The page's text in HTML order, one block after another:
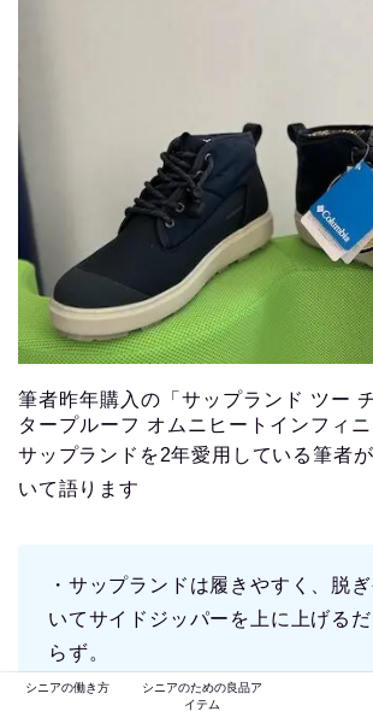
筆者昨年購入の「サップランド ツー
タープルーフ オムニヒートインフィニ
サップランドを2年愛用している筆者
いて語ります
・サップランドは履きやすく、脱
いてサイドジッパーを上に上げる
らず。
冷たい雪の中にいちいち手袋を脱い
シニアの働き方
シニアのための良品ア
イテム